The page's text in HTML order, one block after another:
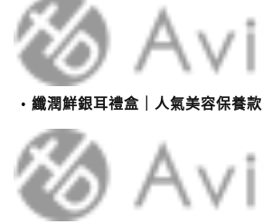
纖潤鮮銀耳禮盒｜人氣美容保養款